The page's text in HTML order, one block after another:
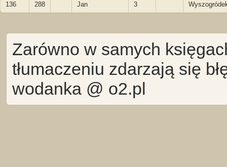
136 288 Jan 3
Zarówno w samych
tłumaczeniu zdarzają się
wodanka @ o2.pl